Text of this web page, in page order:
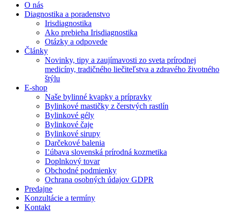
O nás
Diagnostika a poradenstvo
Irisdiagnostika
Ako prebieha Irisdiagnostika
Otázky a odpovede
Články
Novinky, tipy a zaujímavosti zo sveta prírodnej
medicíny, tradičného liečiteľstva a zdravého životného
štýlu
E-shop
Naše bylinné kvapky a prípravky
Bylinkové mastičky z čerstvých rastlín
Bylinkové gély
Bylinkové čaje
Bylinkové sirupy
Darčekové balenia
Ľúbava slovenská prírodná kozmetika
Doplnkový tovar
Obchodné podmienky
Ochrana osobných údajov GDPR
Predajne
Konzultácie a termíny
Kontakt